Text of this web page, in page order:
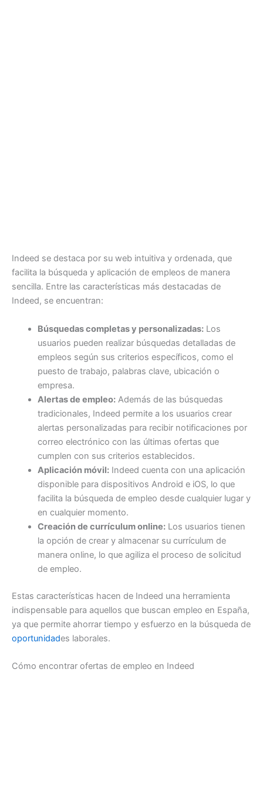
Indeed se destaca por su web intuitiva y ordenada, que
facilita la búsqueda y aplicación de empleos de manera
sencilla. Entre las características más destacadas de
Indeed, se encuentran:
Búsquedas completas y personalizadas:Los
usuarios pueden realizar búsquedas detalladas de
empleos según sus criterios específicos, como el
puesto de trabajo, palabras clave, ubicación o
empresa.
Alertas de empleo:Además de las búsquedas
tradicionales, Indeed permite a los usuarios crear
alertas personalizadas para recibir notificaciones por
correo electrónico con las últimas ofertas que
cumplen con sus criterios establecidos.
Aplicación móvil:Indeed cuenta con una aplicación
disponible para dispositivos Android e iOS, lo que
facilita la búsqueda de empleo desde cualquier lugar y
en cualquier momento.
Creación de currículum online:Los usuarios tienen
la opción de crear y almacenar su currículum de
manera online, lo que agiliza el proceso de solicitud
de empleo.
Estas características hacen de Indeed una herramienta
indispensable para aquellos que buscan empleo en España,
ya que permite ahorrar tiempo y esfuerzo en la búsqueda de
oportunidades laborales.
Cómo encontrar ofertas de empleo en Indeed